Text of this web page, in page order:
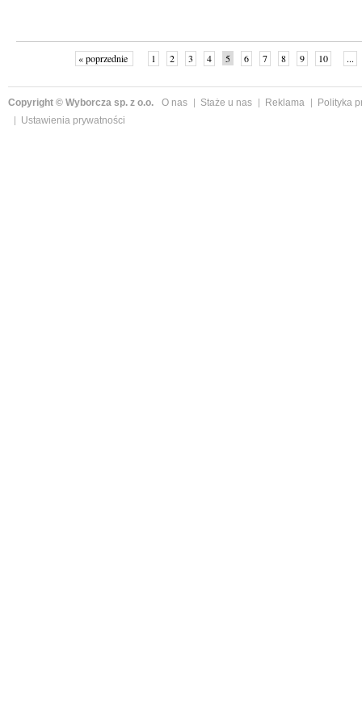
« poprzednie 1 2 3 4 5 6 7 8 9 10 ...
Copyright © Wyborcza sp. z o.o. O nas Staże u nas Reklama
Polityka
Ustawienia prywatności